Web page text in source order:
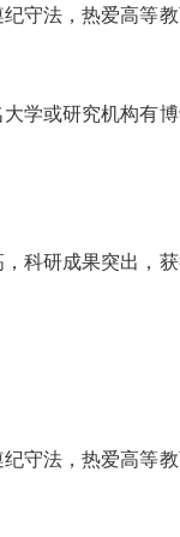
守法，热爱高等
学或研究机构有
科研成果突出，
守法，热爱高等